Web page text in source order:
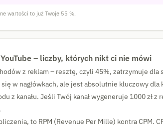
wartości to już Twoje 55 %.
– liczby, których nikt ci nie mówi
z reklam – resztę, czyli 45%, zatrzymuje dla
w nagłówkach, ale jest absolutnie kluczowy dla
z kanału. Jeśli Twój kanał wygeneruje 1000 zł z
to RPM (Revenue Per Mille) kontra CPM.